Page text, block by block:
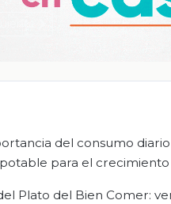
del consumo
para el
Plato del Bien Comer: